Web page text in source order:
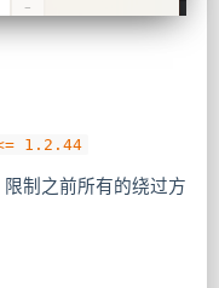
1.2.44
制之前所有的绕过方